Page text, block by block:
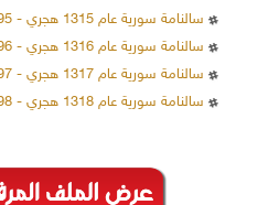
سالنامة سورية عام 1315 هجري - 1895م - الدفعة 27
سالنامة سورية عام 1316 هجري - 1896م - الدفعة 28
سالنامة سورية عام 1317 هجري - 1897م - الدفعة 29
سالنامة سورية عام 1318 هجري - 1898م - الدفعة 30